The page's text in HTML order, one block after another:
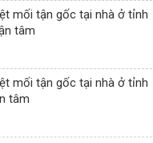
mối tận gốc tại nhà ở tỉnh
tâm
mối tận gốc tại nhà ở tỉnh
tâm